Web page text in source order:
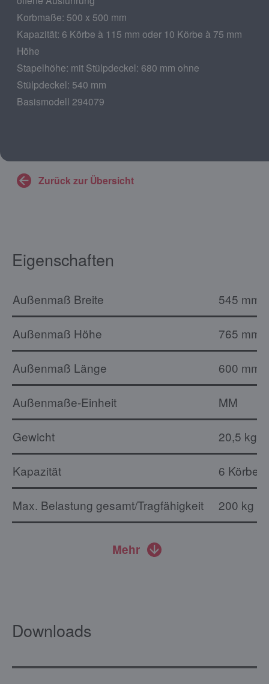
Korbmaße: 500 x 500 mm
Kapazität: 6 Körbe à 115 mm oder 10 Körbe à 75 mm
Höhe
Stapelhöhe: mit Stülpdeckel: 680 mm ohne
Stülpdeckel: 540 mm
Basismodell 294079
Zurück zur Übersicht
Eigenschaften
Außenmaß Breite 545 mm
Außenmaß Höhe 765 mm
Außenmaß Länge 600 mm
Außenmaße-Einheit MM
Gewicht 20,5 kg
Kapazität 6 Körbe
Max. Belastung gesamt/Tragfähigkeit 200 kg
Mehr
Downloads